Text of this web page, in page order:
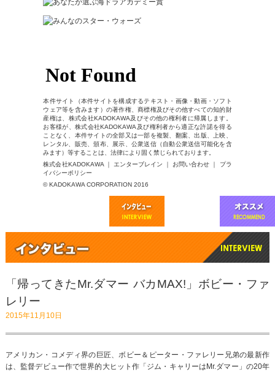
本件サイト（本件サイトを構成するテキスト・画像・動画・ソフト
ウェア等を含みます）の著作権、商標権及びその他すべての知的財
産権は、株式会社KADOKAWA及びその他の権利者に帰属します。
お客様が、株式会社KADOKAWA及び権利者から適正な許諾を得る
ことなく、本件サイトの全部又は一部を複製、翻案、出版、上映、
レンタル、販売、頒布、展示、公衆送信（自動公衆送信可能化を含
みます）等することは、法律により固く禁じられております。
株式会社KADOKAWA ｜ エンターブレイン ｜ お問い合わせ ｜ プラ
イバシーポリシー
© KADOKAWA CORPORATION 2016
「帰ってきたMr.ダマー バカMAX!」ボビー・ファ
レリー
2015年11月10日
アメリカン・コメディ界の巨匠、ボビー＆ピーター・ファレリー兄弟の最新作
は、監督デビュー作で世界的大ヒット作「ジム・キャリーはMr.ダマー」の20年